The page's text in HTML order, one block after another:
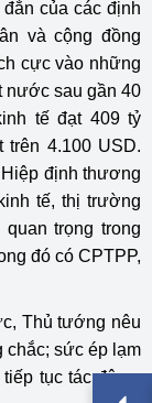
của các định
và cộng đồng
cực vào những
nước sau gần 40
tế đạt 409 tỷ
4.100 USD.
định thương
tế, thị trường
trọng trong
đó có CPTPP,
Thủ tướng nêu
chắc; sức ép lạm
tục tác động,